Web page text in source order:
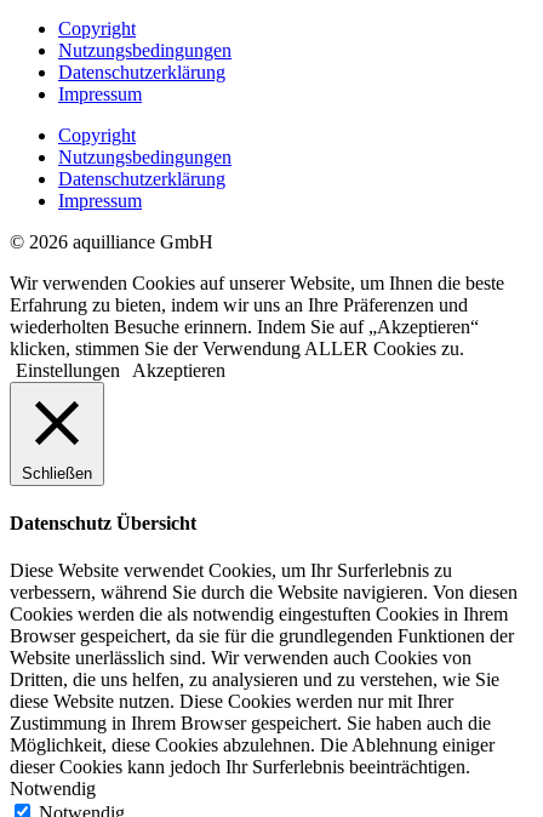
Copyright
Nutzungsbedingungen
Datenschutzerklärung
Impressum
Copyright
Nutzungsbedingungen
Datenschutzerklärung
Impressum
© 2026 aquilliance GmbH
Wir verwenden Cookies auf unserer Website, um Ihnen die beste
Erfahrung zu bieten, indem wir uns an Ihre Präferenzen und
wiederholten Besuche erinnern. Indem Sie auf „Akzeptieren“
klicken, stimmen Sie der Verwendung ALLER Cookies zu.
Einstellungen
Akzeptieren
Schließen
Datenschutz Übersicht
Diese Website verwendet Cookies, um Ihr Surferlebnis zu
verbessern, während Sie durch die Website navigieren. Von diesen
Cookies werden die als notwendig eingestuften Cookies in Ihrem
Browser gespeichert, da sie für die grundlegenden Funktionen der
Website unerlässlich sind. Wir verwenden auch Cookies von
Dritten, die uns helfen, zu analysieren und zu verstehen, wie Sie
diese Website nutzen. Diese Cookies werden nur mit Ihrer
Zustimmung in Ihrem Browser gespeichert. Sie haben auch die
Möglichkeit, diese Cookies abzulehnen. Die Ablehnung einiger
dieser Cookies kann jedoch Ihr Surferlebnis beeinträchtigen.
Notwendig
Notwendig